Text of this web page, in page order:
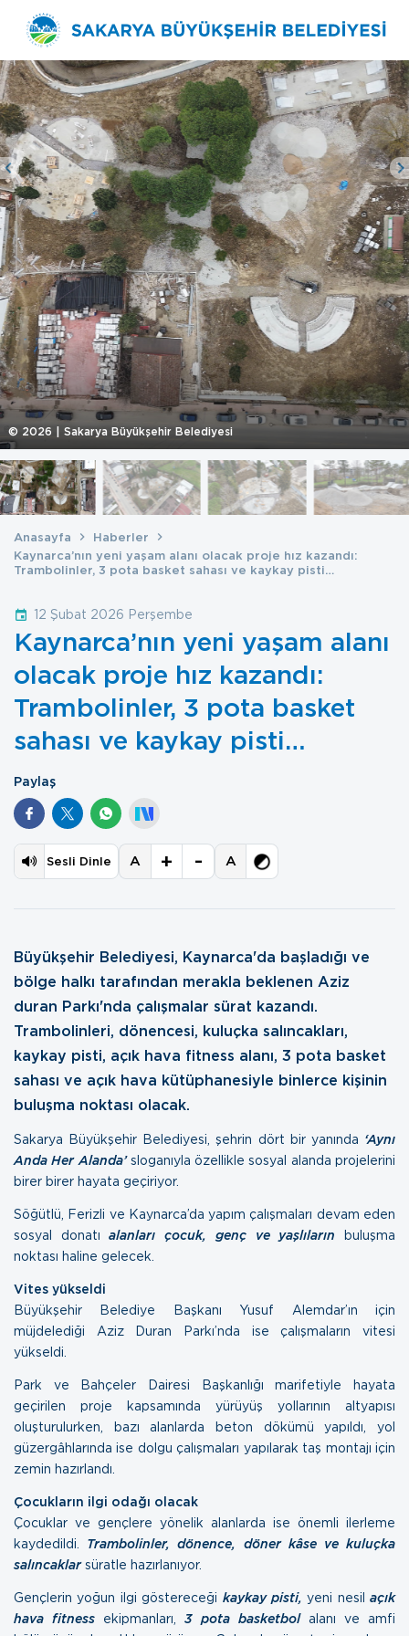
© 2026 | Sakarya Büyükşehir Belediyesi
Anasayfa
Haberler
Kaynarca’nın yeni yaşam alanı olacak proje hız kazandı:
Trambolinler, 3 pota basket sahası ve kaykay pisti…
12 Şubat 2026 Perşembe
Kaynarca’nın yeni yaşam alanı
olacak proje hız kazandı:
Trambolinler, 3 pota basket
sahası ve kaykay pisti…
Paylaş
Sesli Dinle A + - A
Büyükşehir Belediyesi, Kaynarca'da başladığı ve
bölge halkı tarafından merakla beklenen Aziz
duran Parkı'nda çalışmalar sürat kazandı.
Trambolinleri, dönencesi, kuluçka salıncakları,
kaykay pisti, açık hava fitness alanı, 3 pota basket
sahası ve açık hava kütüphanesiyle binlerce kişinin
buluşma noktası olacak.
Sakarya Büyükşehir Belediyesi, şehrin dört bir yanında ‘Aynı
Anda Her Alanda’sloganıyla özellikle sosyal alanda projelerini
birer birer hayata geçiriyor.
Söğütlü, Ferizli ve Kaynarca’da yapım çalışmaları devam eden
sosyal donatıalanları çocuk, genç ve yaşlıların
buluşma
noktası haline gelecek.
Vites yükseldi
Büyükşehir Belediye Başkanı Yusuf Alemdar’ın için
müjdelediği Aziz Duran Parkı’nda ise çalışmaların vitesi
yükseldi.
Park ve Bahçeler Dairesi Başkanlığı marifetiyle hayata
geçirilen proje kapsamında yürüyüş yollarının altyapısı
oluşturulurken, bazı alanlarda beton dökümü yapıldı, yol
güzergâhlarında ise dolgu çalışmaları yapılarak taş montajı için
zemin hazırlandı.
Çocukların ilgi odağı olacak
Çocuklar ve gençlere yönelik alanlarda ise önemli ilerleme
kaydedildi. Trambolinler, dönence, döner kâse ve kuluçka
salıncaklarsüratle hazırlanıyor.
Gençlerin yoğun ilgi göstereceği kaykay pisti, yeni nesil açık
hava fitness ekipmanları,3 pota basketbolalanı ve amfi